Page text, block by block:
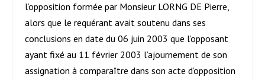
l’opposition formée par Monsieur LORNG DE Pierre,
alors que le requérant avait soutenu dans ses
conclusions en date du 06 juin 2003 que l’opposant
ayant fixé au 11 février 2003 l’ajournement de son
assignation à comparaître dans son acte d’opposition